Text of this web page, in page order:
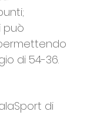
può
di 54-36.
di